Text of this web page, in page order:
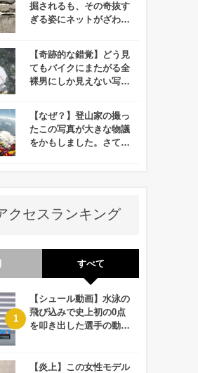
掘されるも、その奇抜す
ぎる姿にネットがざわつ
【奇跡的な錯覚】どう見
てもバイクにまたがる全
裸男にしか見えない写真
く！
【なぜ？】登山家の撮っ
たこの写真が大きな物議
をかもしました。さて、
クセスランキング
すべて
【シュール動画】水泳の
飛び込みで史上初の0点
を叩き出した選手の動画
【炎上】この女性モデル